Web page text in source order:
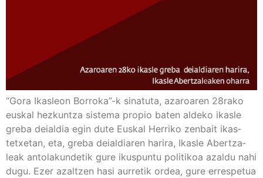
“Gora Ikas­leon Borroka”-k sina­tu­ta, aza­roa­ren 28rako
eus­kal hez­kun­tza sis­te­ma pro­pio baten alde­ko ikas­le
gre­ba deial­dia egin dute Eus­kal Herri­ko zen­bait ikas­
tetxe­tan, eta, gre­ba deial­dia­ren hari­ra, Ikas­le Aber­tza­
leak anto­la­kun­de­tik gure ikus­pun­tu poli­ti­koa azal­du nahi
dugu. Ezer azal­tzen hasi aurre­tik ordea, gure erres­pe­tua